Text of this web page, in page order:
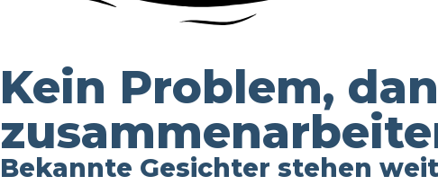
Kein Problem,
Bekannte Gesichter stehen